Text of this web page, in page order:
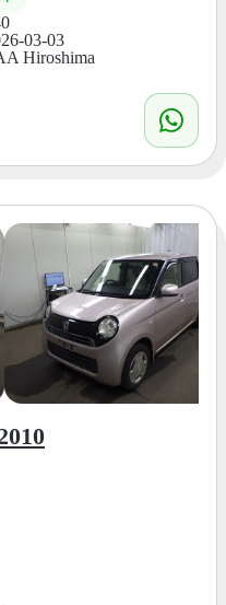
03-03
Hiroshima